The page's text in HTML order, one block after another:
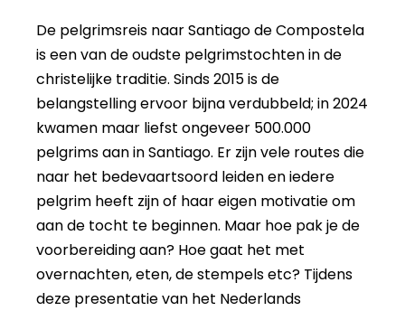
De pelgrimsreis naar Santiago de Compostela
is een van de oudste pelgrimstochten in de
christelijke traditie. Sinds 2015 is de
belangstelling ervoor bijna verdubbeld; in 2024
kwamen maar liefst ongeveer 500.000
pelgrims aan in Santiago. Er zijn vele routes die
naar het bedevaartsoord leiden en iedere
pelgrim heeft zijn of haar eigen motivatie om
aan de tocht te beginnen. Maar hoe pak je de
voorbereiding aan? Hoe gaat het met
overnachten, eten, de stempels etc? Tijdens
deze presentatie van het Nederlands